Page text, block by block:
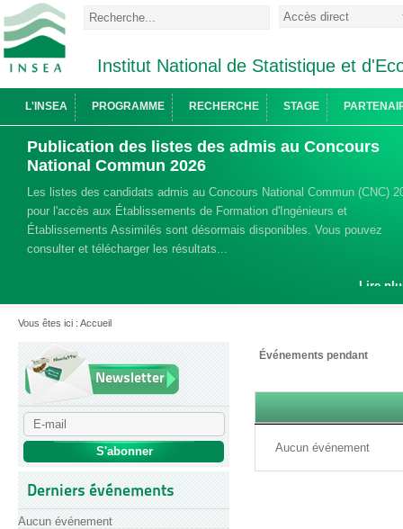
Institut National de Statistique et
L'INSEA PROGRAMME RECHERCHE STAGE
Publication des listes des admis au Concours
National Commun 2026
Les listes des candidats admis au Concours National Commun (CNC)
pour l'accès aux Établissements de Formation d'Ingénieurs et
Établissements Assimilés sont désormais disponibles. Vous pouvez
consulter et télécharger les résultats...
Lire
Vous êtes ici : Accueil
Newsletter
Derniers événements
Aucun événement
Événements pendant
Aucun événement